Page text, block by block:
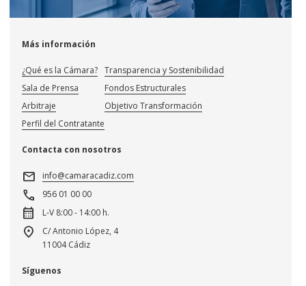
Más información
¿Qué es la Cámara?
Sala de Prensa
Arbitraje
Perfil del Contratante
Transparencia y Sostenibilidad
Fondos Estructurales
Objetivo Transformación
Contacta con nosotros
mail info@camaracadiz.com
call 956 01 00 00
calendar_month L-V 8:00 - 14:00 h.
location_on
C/ Antonio López, 4
11004 Cádiz
Síguenos